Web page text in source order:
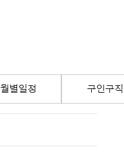
조직구성/조직도
지회현황
월별일정 구인구직